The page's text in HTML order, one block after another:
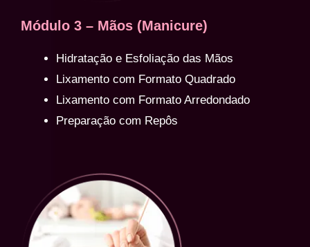
Módulo 3 – Mãos (Manicure)
Hidratação e Esfoliação das Mãos
Lixamento com Formato Quadrado
Lixamento com Formato Arredondado
Preparação com Repôs